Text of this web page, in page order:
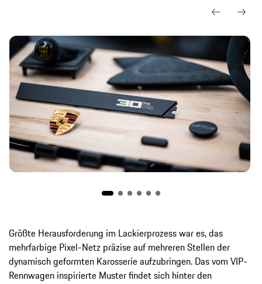
Größte Herausforderung im Lackierprozess war es, das
mehrfarbige Pixel-Netz präzise auf mehreren Stellen der
dynamisch geformten Karosserie aufzubringen. Das vom VIP-
Rennwagen inspirierte Muster findet sich hinter den